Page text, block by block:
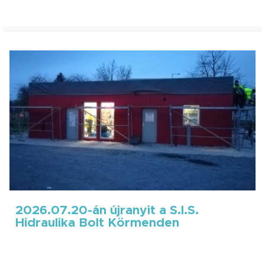
2026.07.20-án újranyit a S.I.S.
Hidraulika Bolt Körmenden